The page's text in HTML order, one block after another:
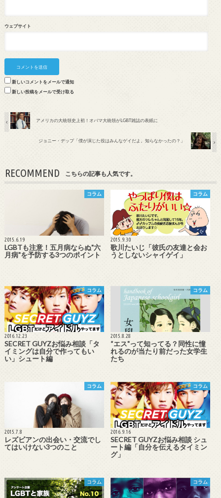
ウェブサイト
新しいコメントをメールで通知
新しい投稿をメールで受け取る
アメリカの大統領史上初！オバマ大統領がLGBT雑誌の表紙に
ジョニー・デップ「僕が演じた役はみんなゲイだよ。知らなかったの？」
RECOMMEND こちらの記事も人気です。
コラム
2015.6.19
LGBTも注意！五月病ならぬ"六
月病"を予防する3つのポイント
コラム
2015.9.30
歌川たいじ「彼氏の友達と会お
うとしないシャイゲイ」
コラム
2016.12.23
SECRET GUYZお悩み相談「タ
イミングは自分で作ってもい
い」シュート編
コラム
2015.8.28
“エス"って知ってる？同性に憧
れるのが当たり前だった女学生
たち
コラム
2015.7.8
レズビアンの出会い・交流でし
てはいけない3つのこと
コラム
2016.9.16
SECRET GUYZお悩み相談 シュ
ート編「自分を伝えるタイミン
グ」
コラム コラム